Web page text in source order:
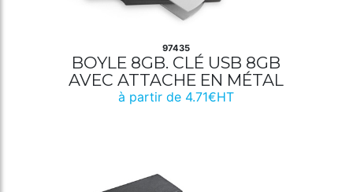
97435
BOYLE 8GB. CLÉ USB 8GB
AVEC ATTACHE EN MÉTAL
à partir de 4.71€HT